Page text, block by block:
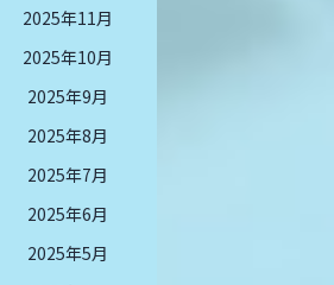
2025年11月
2025年10月
2025年9月
2025年8月
2025年7月
2025年6月
2025年5月